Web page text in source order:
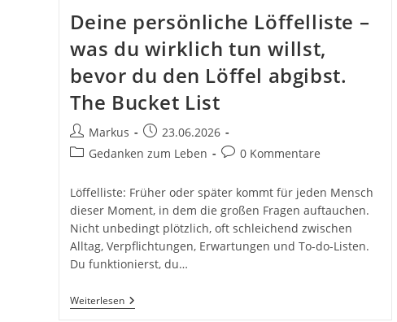
Deine persönliche Löffelliste –
was du wirklich tun willst,
bevor du den Löffel abgibst.
The Bucket List
Beitrags-
Autor:
Markus
Beitrag
veröffentlicht:
23.06.2026
Beitrags-
Gedanken zum Leben
Beitrags-
0 Kommentare
Löffelliste: Früher oder später kommt für jeden Mensch
dieser Moment, in dem die großen Fragen auftauchen.
Nicht unbedingt plötzlich, oft schleichend zwischen
Alltag, Verpflichtungen, Erwartungen und To-do-Listen.
Du funktionierst, du…
WeiterlesenDeine
Persönliche